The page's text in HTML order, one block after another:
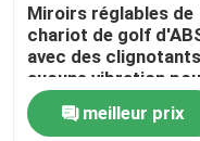
Miroirs réglables de
chariot de golf
avec des clignotants
aucune vibration
la voiture de club de
voiture de golf
meilleur prix